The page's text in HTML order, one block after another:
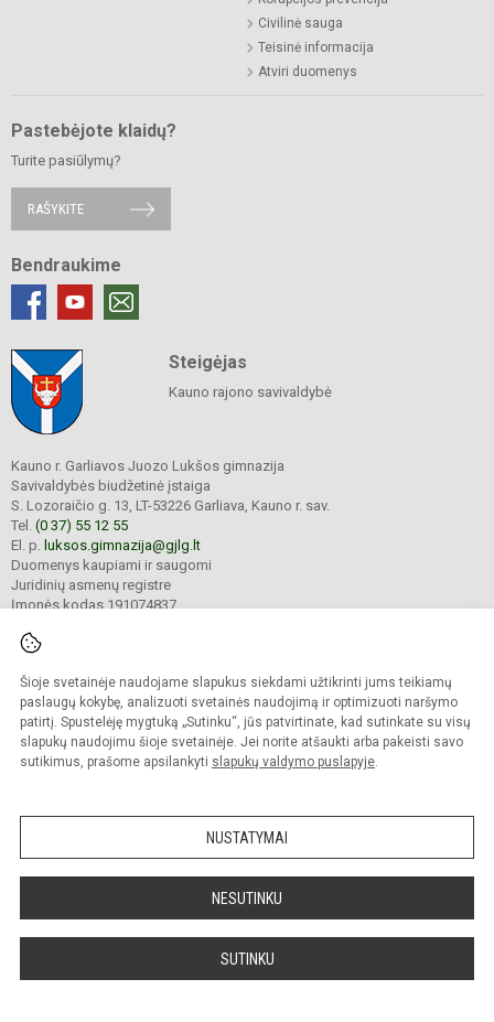
Šioje svetainėje naudojame slapukus siekdami užtikrinti jums teikiamų
paslaugų kokybę, analizuoti svetainės naudojimą ir optimizuoti naršymo
patirtį. Spustelėję mygtuką „Sutinku“, jūs patvirtinate, kad sutinkate su visų
slapukų naudojimu šioje svetainėje. Jei norite atšaukti arba pakeisti savo
sutikimus, prašome apsilankyti slapukų valdymo puslapyje.
NUSTATYMAI
NESUTINKU
SUTINKU
Civilinė sauga
Teisinė informacija
Atviri duomenys
Pastebėjote klaidų?
Turite pasiūlymų?
RAŠYKITE
Bendraukime
Steigėjas
Kauno rajono savivaldybė
Kauno r. Garliavos Juozo Lukšos gimnazija
Savivaldybės biudžetinė įstaiga
S. Lozoraičio g. 13, LT-53226 Garliava, Kauno r. sav.
Tel. (0 37) 55 12 55
El. p. luksos.gimnazija@gjlg.lt
Duomenys kaupiami ir saugomi
Juridinių asmenų registre
Įmonės kodas 191074837
© 2025. Kauno r. Garliavos Juozo Lukšos gimnazija. Visos teisės saugomos.
Kopijuoti turinį be raštiško gimnazijos sutikimo griežtai draudžiama.
Prieinamumo paraiška Slapukų valdymas
Sumanus būdas atnaujinti